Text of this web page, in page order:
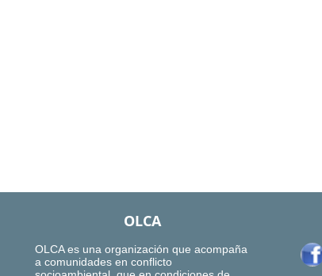
OLCA
OLCA es una organización que acompaña
a comunidades en conflicto